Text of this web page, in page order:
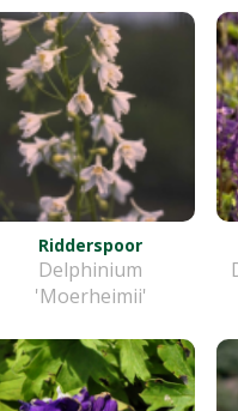
Ridderspoor
Delphinium
'Moerheimii'